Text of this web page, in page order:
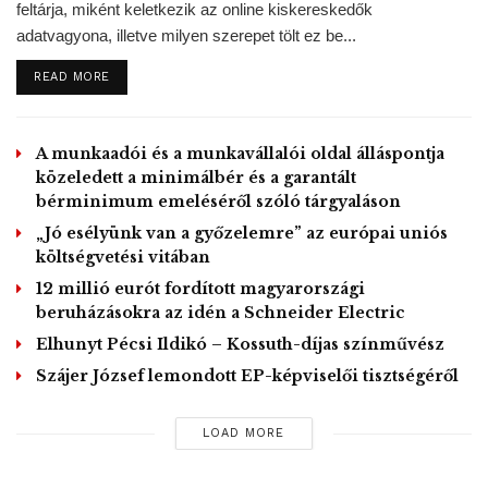
is küldheti az érintett alkalmazottat.
Mindezek mellett a munkáltató a munkavállalóit a járvány
Fontos azonban tudni, hogy ha a home office-t a
munkáltató egyoldalú intézkedésként rendeli el, akkor
annak az éves felső korlátja főszabály szerint 44
munkanap vagy 352 munkaóra.
Arra is felhívták a figyelmet, hogy a szabályok szerint nem
olyan óvodába, iskolába jár, amelyet járványügyi
intézkedés érint, illetve ahol az adott intézmény csak
javasolja a szülőknek, hogy gyermekeiket ne vigyék az
feltárja, miként keletkezik az online kiskereskedők
adatvagyona, illetve milyen szerepet tölt ez be...
READ MOREDETAILS
A munkaadói és a munkavállalói oldal álláspontja
közeledett a minimálbér és a garantált
bérminimum emeléséről szóló tárgyaláson
„Jó esélyünk van a győzelemre” az európai uniós
költségvetési vitában
12 millió eurót fordított magyarországi
beruházásokra az idén a Schneider Electric
Elhunyt Pécsi Ildikó – Kossuth-díjas színművész
Szájer József lemondott EP-képviselői tisztségéről
LOAD MORE